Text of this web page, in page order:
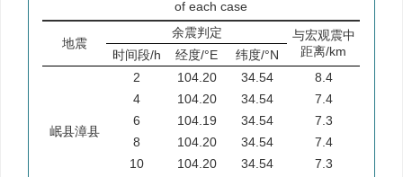
of each case
地震
余震判定
与宏观震中
距离/km
时间段/h 经度/°E 纬度/°N
岷县漳县
2 104.20 34.54
8.4
4
104.20 34.54
7.4
6
104.19 34.54
7.3
8
104.20 34.54
7.4
10
104.20 34.54
7.3